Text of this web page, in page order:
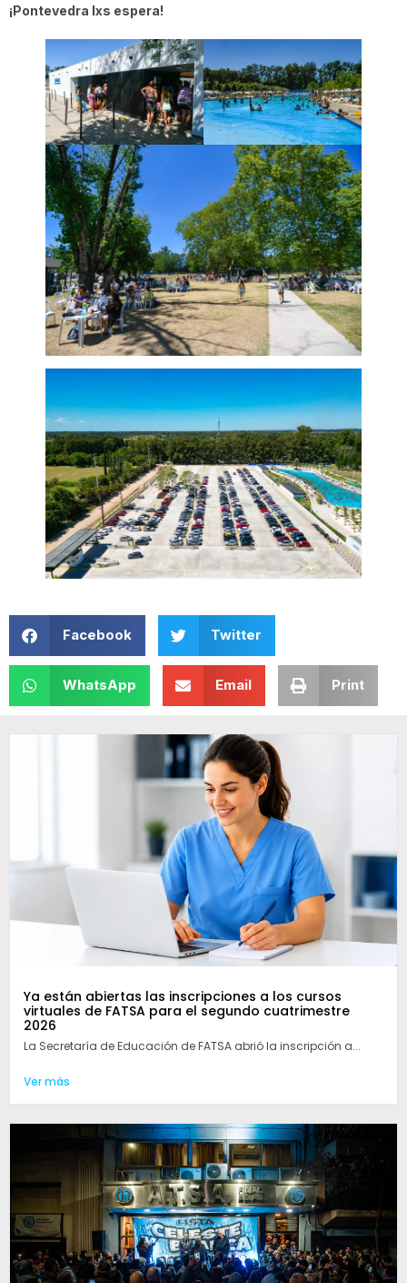
¡Pontevedra lxs espera!
Facebook Twitter
WhatsApp Email Print
Ya están abiertas las inscripciones a los cursos
virtuales de FATSA para el segundo cuatrimestre
2026
La Secretaría de Educación de FATSA abrió la inscripción a...
Ver más